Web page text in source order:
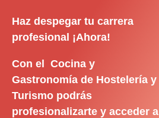
Haz despegar tu carrera
profesional ¡Ahora!
Con el Cocina y
Gastronomía de Hostelería y
Turismo podrás
profesionalizarte y acceder a